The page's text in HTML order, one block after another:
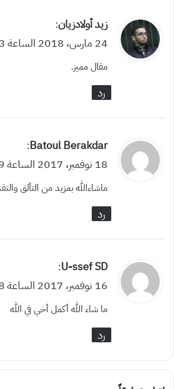
ي
ق
زيد أولادزيان:
24 مارس، 2018 الساعة 9:43 م
مقال مميز.
رد
ي
ق
Batoul Berakdar
:
18 نوفمبر، 2017 الساعة 1:59 م
ماشاءالله بمزيد من التألق
رد
ي
ق
U-ssef SD
:
16 نوفمبر، 2017 الساعة 11:58 ص
ما شاء الله أكمل أخي في الله
رد